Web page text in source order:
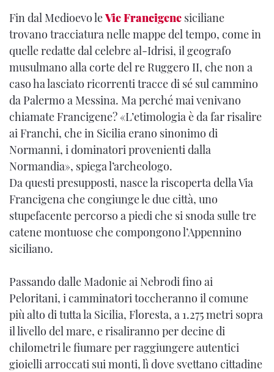
Fin dal Medioevo leVie Francigene siciliane
trovano tracciatura nelle mappe del tempo, come in
quelle redatte dal celebre al-Idrisi, il geografo
musulmano alla corte del re Ruggero II, che non a
caso ha lasciato ricorrenti tracce di sé sul cammino
da Palermo a Messina. Ma perché mai venivano
chiamate Francigene? «L’etimologia è da far risalire
ai Franchi, che in Sicilia erano sinonimo di
Normanni, i dominatori provenienti dalla
Normandia», spiega l’archeologo.
Da questi presupposti, nasce la riscoperta della Via
Francigena che congiunge le due città, uno
stupefacente percorso a piedi che si snoda sulle tre
catene montuose che compongono l’Appennino
siciliano.
Passando dalle Madonie ai Nebrodi fino ai
Peloritani, i camminatori toccheranno il comune
più alto di tutta la Sicilia, Floresta, a 1.275 metri sopra
il livello del mare, e risaliranno per decine di
chilometri le fiumare per raggiungere autentici
gioielli arroccati sui monti, lì dove svettano cittadine